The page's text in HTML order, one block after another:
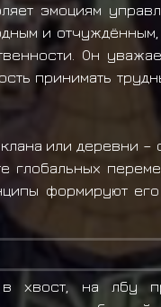
эмоциям
и
Он
принимать
или деревни –
глобальных
формируют его
в хвост, на лбу